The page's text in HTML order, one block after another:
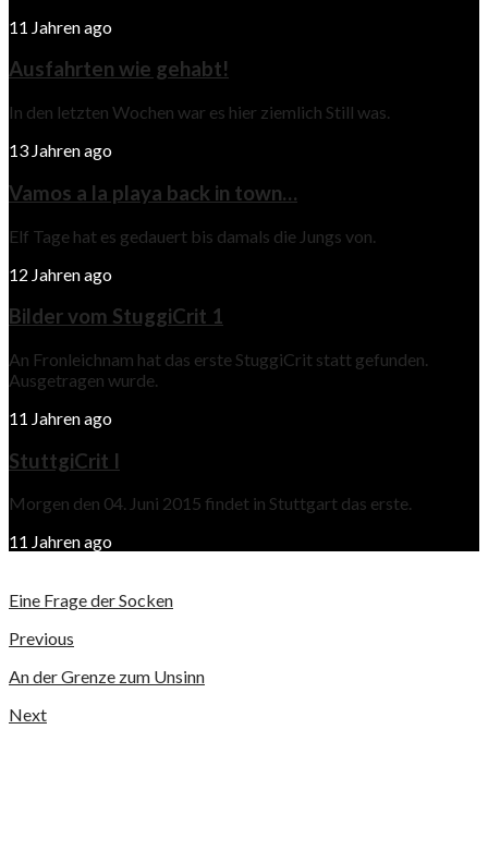
11 Jahren ago
Ausfahrten wie gehabt!
In den letzten Wochen war es hier ziemlich Still was.
13 Jahren ago
Vamos a la playa back in town…
Elf Tage hat es gedauert bis damals die Jungs von.
12 Jahren ago
Bilder vom StuggiCrit 1
An Fronleichnam hat das erste StuggiCrit statt gefunden.
Ausgetragen wurde.
11 Jahren ago
StuttgiCrit I
Morgen den 04. Juni 2015 findet in Stuttgart das erste.
11 Jahren ago
Eine Frage der Socken
Previous
An der Grenze zum Unsinn
Next